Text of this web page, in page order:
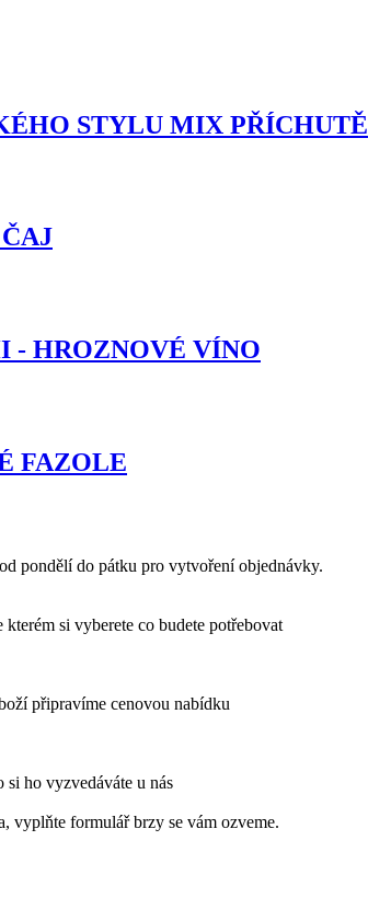
STYLU MIX PŘÍCHUTĚ
- HROZNOVÉ VÍNO
FAZOLE
pondělí do pátku pro vytvoření objednávky.
si vyberete co budete potřebovat
připravíme cenovou nabídku
si ho vyzvedáváte u nás
vyplňte formulář brzy se vám ozveme.